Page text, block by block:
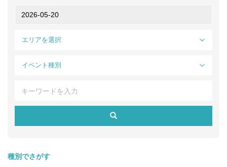
エリアを選択
イベント種別
種別でさがす